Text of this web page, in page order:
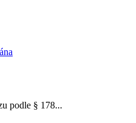
podle § 178...